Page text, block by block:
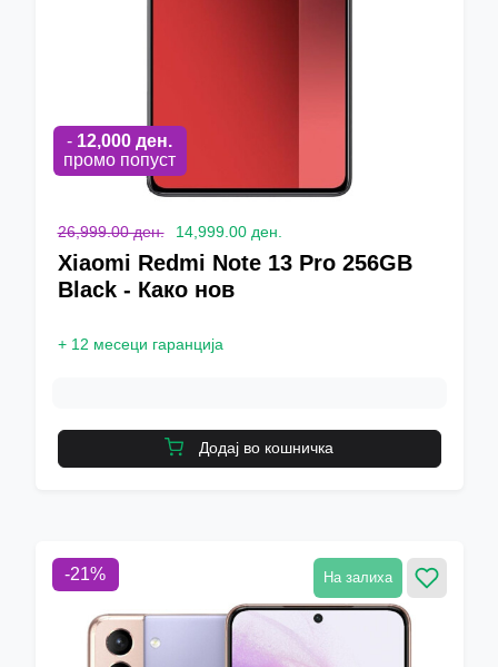
- 12,000 ден.
промо попуст
26,999.00 ден. 14,999.00 ден.
Xiaomi Redmi Note 13 Pro 256GB
Black - Како нов
+ 12 месеци гаранција
Додај во кошничка
-21% На залиха